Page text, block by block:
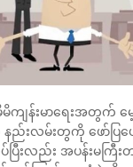
ျန်းမာရေးအတွက် မေ့
နည်းလမ်းတွကို ဖော်ပြ
းလည်း အပန်းမကြီးတ